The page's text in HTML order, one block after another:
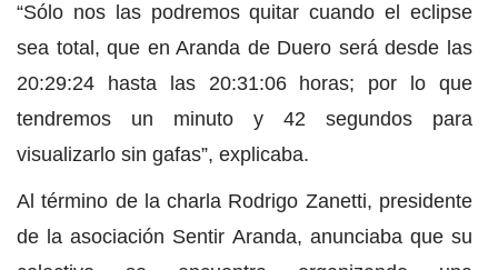
“Sólo nos las podremos quitar cuando el eclipse
sea total, que en Aranda de Duero será desde las
20:29:24 hasta las 20:31:06 horas; por lo que
tendremos un minuto y 42 segundos para
visualizarlo sin gafas”, explicaba.
Al término de la charla Rodrigo Zanetti, presidente
de la asociación Sentir Aranda, anunciaba que su